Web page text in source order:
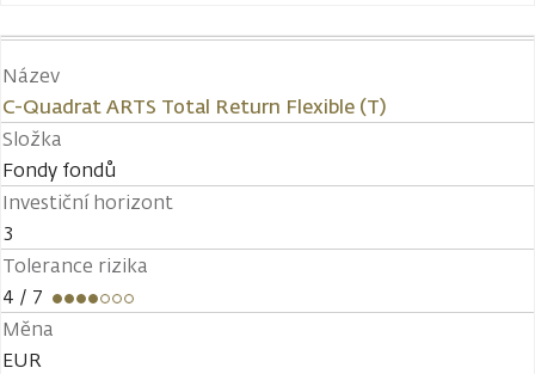
Název
C-Quadrat ARTS Total Return Flexible (T)
Složka
Fondy fondů
Investiční horizont
3
Tolerance rizika
4 / 7
Měna
EUR